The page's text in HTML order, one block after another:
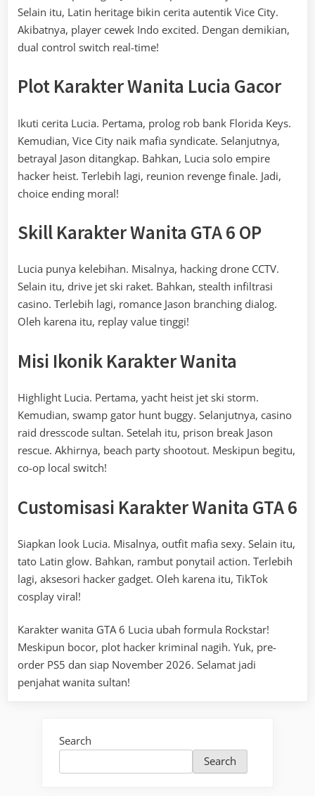
Selain itu, Latin heritage bikin cerita autentik Vice City.
Akibatnya, player cewek Indo excited. Dengan demikian,
dual control switch real-time!
Plot Karakter Wanita Lucia Gacor
Ikuti cerita Lucia. Pertama, prolog rob bank Florida Keys.
Kemudian, Vice City naik mafia syndicate. Selanjutnya,
betrayal Jason ditangkap. Bahkan, Lucia solo empire
hacker heist. Terlebih lagi, reunion revenge finale. Jadi,
choice ending moral!
Skill Karakter Wanita GTA 6 OP
Lucia punya kelebihan. Misalnya, hacking drone CCTV.
Selain itu, drive jet ski raket. Bahkan, stealth infiltrasi
casino. Terlebih lagi, romance Jason branching dialog.
Oleh karena itu, replay value tinggi!
Misi Ikonik Karakter Wanita
Highlight Lucia. Pertama, yacht heist jet ski storm.
Kemudian, swamp gator hunt buggy. Selanjutnya, casino
raid dresscode sultan. Setelah itu, prison break Jason
rescue. Akhirnya, beach party shootout. Meskipun begitu,
co-op local switch!
Customisasi Karakter Wanita GTA 6
Siapkan look Lucia. Misalnya, outfit mafia sexy. Selain itu,
tato Latin glow. Bahkan, rambut ponytail action. Terlebih
lagi, aksesori hacker gadget. Oleh karena itu, TikTok
cosplay viral!
Karakter wanita GTA 6 Lucia ubah formula Rockstar!
Meskipun bocor, plot hacker kriminal nagih. Yuk, pre-
order PS5 dan siap November 2026. Selamat jadi
penjahat wanita sultan!
Search
Search